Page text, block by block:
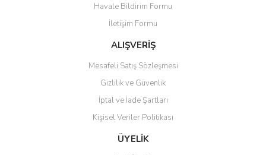
Ürün açıklamasında eksik bilgiler bulunuyor.
Ürün bilgilerinde hatalar bulunuyor.
Ürün fiyatı diğer sitelerden daha pahalı.
Gönder
Havale Bildirim Formu
İletişim Formu
ALIŞVERİŞ
Mesafeli Satış Sözleşmesi
Gizlilik ve Güvenlik
İptal ve İade Şartları
Kişisel Veriler Politikası
ÜYELİK